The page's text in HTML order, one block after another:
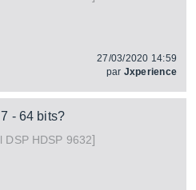
27/03/2020 14:59
par Jxperience
- 64 bits?
DSP HDSP 9632]